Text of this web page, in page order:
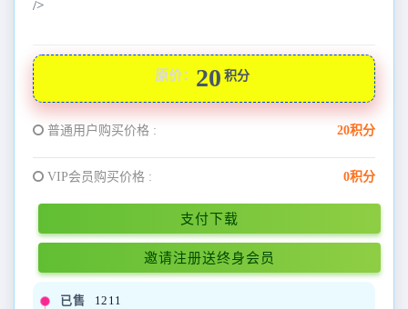
/>
原价： 20 积分
普通用户购买价格 : 20积分
VIP会员购买价格 : 0积分
支付下载
邀请注册送终身会员
已售 1211